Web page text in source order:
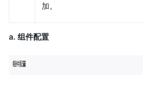
加。
a. 组件配置